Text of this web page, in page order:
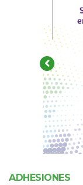
ADHESIONES